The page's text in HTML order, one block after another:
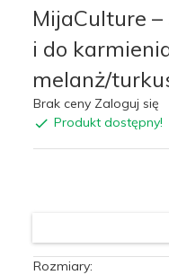
MijaCulture
i do
melanż/
Brak ceny Zaloguj się
Produkt dostępny!
Rozmiary: